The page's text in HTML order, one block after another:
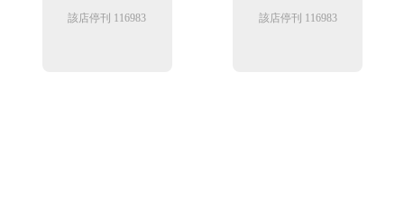
該店停刊 116983 該店停刊 116983